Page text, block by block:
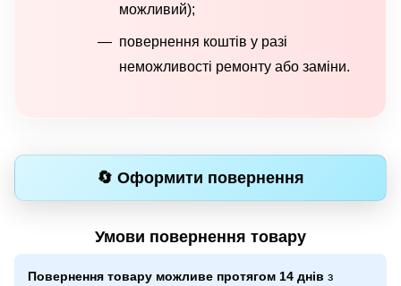
можливий);
повернення коштів у разі
неможливості ремонту або заміни.
🔄 Оформити повернення
Умови повернення товару
Повернення товару можливе протягом 14 днів з